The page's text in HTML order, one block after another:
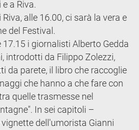
a Riva.
alle 16.00, ci sarà la vera e
del Festival.
17.15 i giornalisti Alberto Gedda
introdotti da Filippo Zolezzi,
da parete, il libro che raccoglie
che hanno a che fare con
quelle trasmesse nel
In sei capitoli –
dell'umorista Gianni